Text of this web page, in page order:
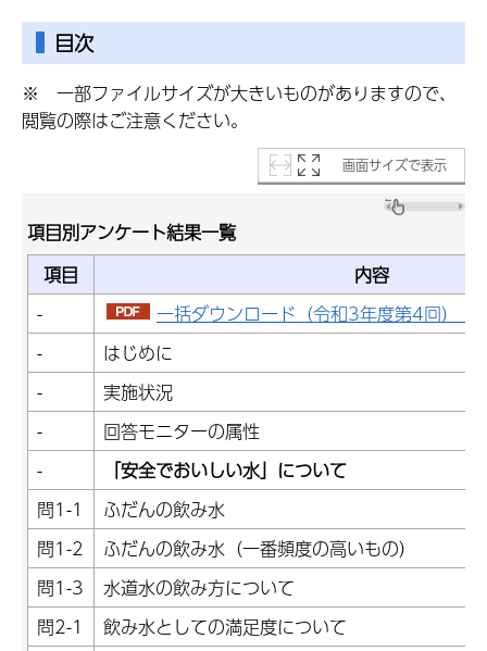
目次
※ 一部ファイルサイズが大きいものがありますので、
閲覧の際はご注意ください。
画面サイズで表示
項目別アンケート結果一覧
項目
内容
-
一括ダウンロード（令和3年度第4回）
-
はじめに
-
実施状況
-
回答モニターの属性
-
「安全でおいしい水」について
問1-1
ふだんの飲み水
問1-2
ふだんの飲み水（一番頻度の高いもの）
問1-3
水道水の飲み方について
問2-1
飲み水としての満足度について